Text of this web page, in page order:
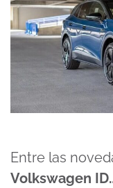
Entre las
Volkswagen